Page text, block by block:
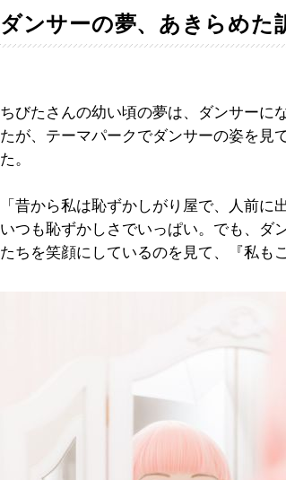
ダンサーの夢、あきらめた
ちびたさんの幼い頃の夢は、ダンサーに
たが、テーマパークでダンサーの姿を見
た。
「昔から私は恥ずかしがり屋で、人前に
いつも恥ずかしさでいっぱい。でも、ダ
たちを笑顔にしているのを見て、『私も